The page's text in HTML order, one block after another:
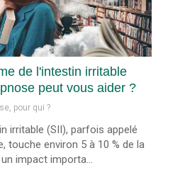
de l'intestin irritable
peut vous aider ?
pour qui ?
irritable (SII), parfois appelé
touche environ 5 à 10 % de la
impact importa...